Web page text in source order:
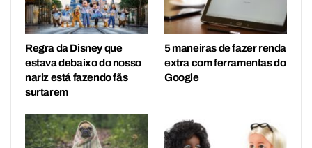
Regra da Disney que
estava debaixo do nosso
nariz está fazendo fãs
surtarem
5 maneiras de fazer renda
extra com ferramentas do
Google